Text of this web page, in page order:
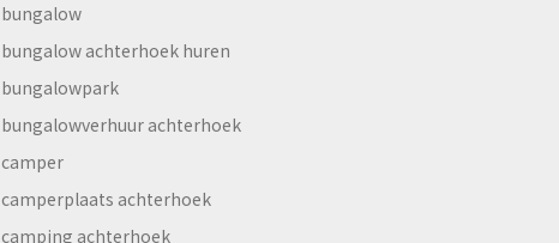
bungalow
bungalow achterhoek huren
bungalowpark
bungalowverhuur achterhoek
camper
camperplaats achterhoek
camping achterhoek